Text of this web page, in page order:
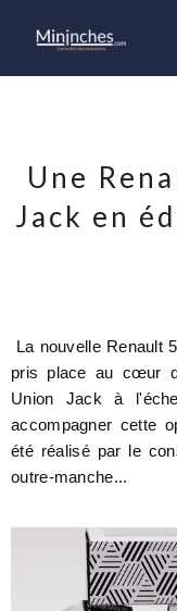
Une
Jack en
La nouvelle Renault
pris place au cœur
Union Jack à
accompagner cette
été réalisé par le
outre-manche...